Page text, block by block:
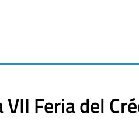
VII Feria del